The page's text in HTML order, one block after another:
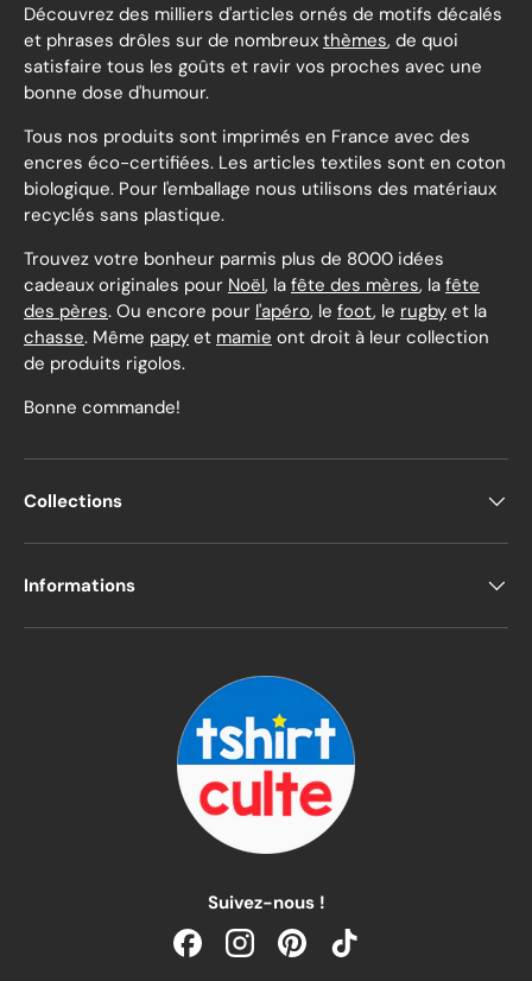
Découvrez des milliers d'articles ornés de motifs décalés
et phrases drôles sur de nombreux thèmes, de quoi
satisfaire tous les goûts et ravir vos proches avec une
bonne dose d'humour.
Tous nos produits sont imprimés en France avec des
encres éco-certifiées. Les articles textiles sont en coton
biologique. Pour l'emballage nous utilisons des matériaux
recyclés sans plastique.
Trouvez votre bonheur parmis plus de 8000 idées
cadeaux originales pour Noël, la fête des mères, la fête
des pères. Ou encore pour l'apéro, le foot, le rugby et la
chasse. Même papy et mamie ont droit à leur collection
de produits rigolos.
Bonne commande!
Collections
Informations
Suivez-nous !
FacebookInstagramPinterestTikTok